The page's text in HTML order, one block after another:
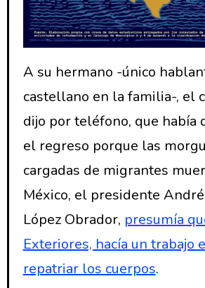
A su hermano -único
castellano en la familia-, el
dijo por teléfono, que había
el regreso porque las
cargadas de migrantes
México, el presidente
López Obrador, presumía
Exteriores, hacía un trabajo
repatriar los cuerpos.